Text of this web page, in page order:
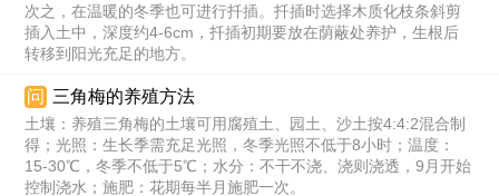
次之，在温暖的冬季也可进行扦插。扦插时选择木质化枝条斜剪
插入土中，深度约4-6cm，扦插初期要放在荫蔽处养护，生根后
转移到阳光充足的地方。
问 三角梅的养殖方法
土壤：养殖三角梅的土壤可用腐殖土、园土、沙土按4:4:2混合制
得；光照：生长季需充足光照，冬季光照不低于8小时；温度：
15-30℃，冬季不低于5℃；水分：不干不浇、浇则浇透，9月开始
控制浇水；施肥：花期每半月施肥一次。